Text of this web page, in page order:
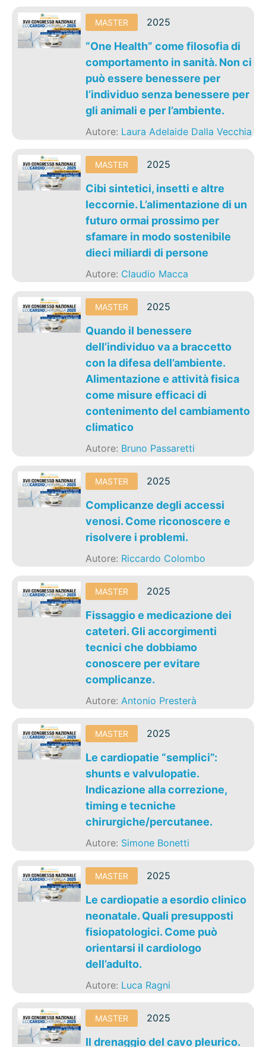
MASTER 2025
“One Health” come filosofia di
comportamento in sanità. Non ci
può essere benessere per
l’individuo senza benessere per
gli animali e per l’ambiente.
Autore: Laura Adelaide Dalla Vecchia
MASTER 2025
Cibi sintetici, insetti e altre
leccornie. L’alimentazione di un
futuro ormai prossimo per
sfamare in modo sostenibile
dieci miliardi di persone
Autore: Claudio Macca
MASTER 2025
Quando il benessere
dell’individuo va a braccetto
con la difesa dell’ambiente.
Alimentazione e attività fisica
come misure efficaci di
contenimento del cambiamento
climatico
Autore: Bruno Passaretti
MASTER 2025
Complicanze degli accessi
venosi. Come riconoscere e
risolvere i problemi.
Autore: Riccardo Colombo
MASTER 2025
Fissaggio e medicazione dei
cateteri. Gli accorgimenti
tecnici che dobbiamo
conoscere per evitare
complicanze.
Autore:Antonio Presterà
MASTER 2025
Le cardiopatie “semplici”:
shunts e valvulopatie.
Indicazione alla correzione,
timing e tecniche
chirurgiche/percutanee.
Autore: Simone Bonetti
MASTER 2025
Le cardiopatie a esordio clinico
neonatale. Quali presupposti
fisiopatologici. Come può
orientarsi il cardiologo
dell’adulto.
Autore: Luca Ragni
MASTER 2025
Il drenaggio del cavo pleurico.